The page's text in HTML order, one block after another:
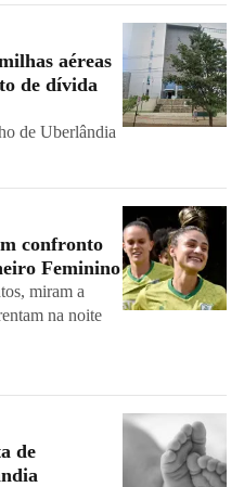
aéreas
de dívida
de Uberlândia
confronto
Feminino
miram a
na noite
de